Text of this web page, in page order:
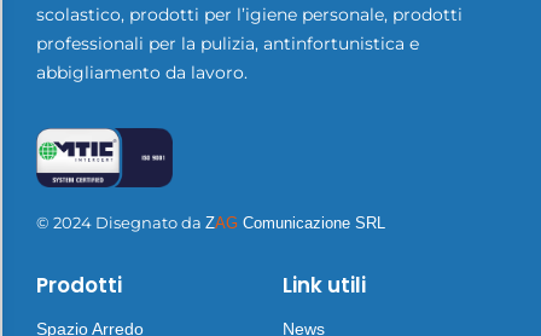
scolastico, prodotti per l’igiene personale, prodotti
professionali per la pulizia, antinfortunistica e
abbigliamento da lavoro.
© 2024 Disegnato da ZAG Comunicazione SRL
Prodotti
Spazio Arredo
Link utili
News